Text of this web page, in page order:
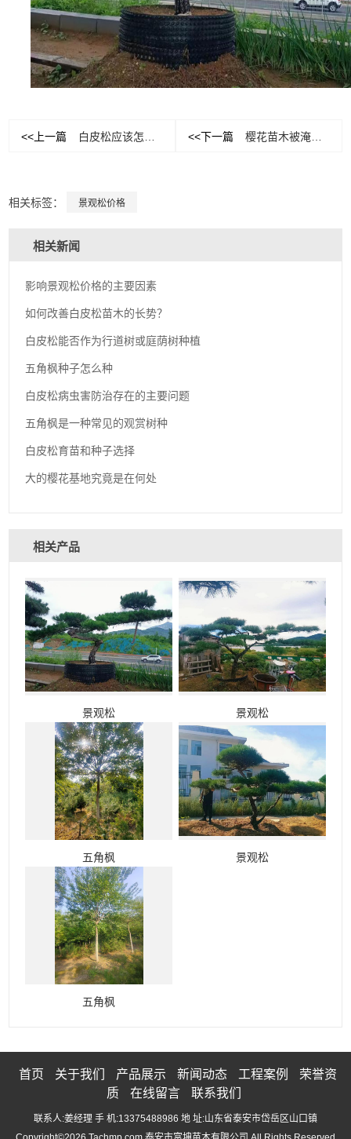
<<上一篇 白皮松应该怎样播种？ <<下一篇 樱花苗木被淹没如何正确应对？
相关标签： 景观松价格
相关新闻
影响景观松价格的主要因素
如何改善白皮松苗木的长势？
白皮松能否作为行道树或庭荫树种植
五角枫种子怎么种
白皮松病虫害防治存在的主要问题
五角枫是一种常见的观赏树种
白皮松育苗和种子选择
大的樱花基地究竟是在何处
相关产品
景观松 景观松
五角枫 景观松
五角枫
首页 关于我们 产品展示 新闻动态 工程案例
荣誉资
质
在线留言 联系我们
联系人:姜经理 手 机:13375488986 地 址:山东省泰安市岱岳区山口镇